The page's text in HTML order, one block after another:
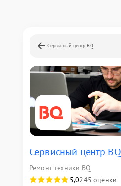
Сервисный центр BQ
Сервисный центр BQ
Ремонт техники BQ
5,0245 оценки